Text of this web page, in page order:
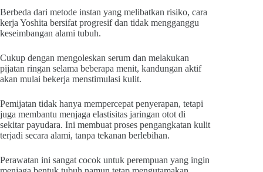
Berbeda dari metode instan yang melibatkan risiko, cara
kerja Yoshita bersifat progresif dan tidak mengganggu
keseimbangan alami tubuh.
Cukup dengan mengoleskan serum dan melakukan
pijatan ringan selama beberapa menit, kandungan aktif
akan mulai bekerja menstimulasi kulit.
Pemijatan tidak hanya mempercepat penyerapan, tetapi
juga membantu menjaga elastisitas jaringan otot di
sekitar payudara. Ini membuat proses pengangkatan kulit
terjadi secara alami, tanpa tekanan berlebihan.
Perawatan ini sangat cocok untuk perempuan yang ingin